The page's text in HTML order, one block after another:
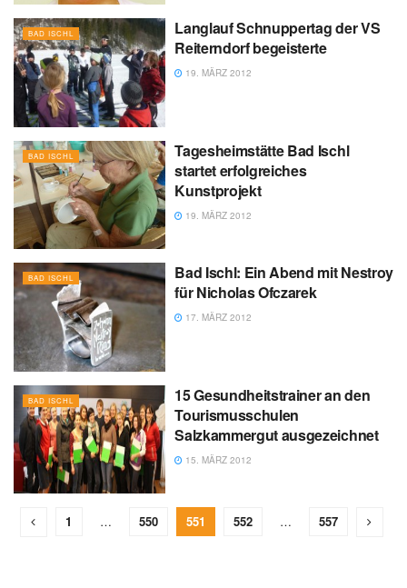
BAD ISCHL
Langlauf Schnuppertag der VS
Reiterndorf begeisterte
19. MÄRZ 2012
BAD ISCHL
Tagesheimstätte Bad Ischl
startet erfolgreiches
Kunstprojekt
19. MÄRZ 2012
BAD ISCHL
Bad Ischl: Ein Abend mit Nestroy
für Nicholas Ofczarek
17. MÄRZ 2012
BAD ISCHL
15 Gesundheitstrainer an den
Tourismusschulen
Salzkammergut ausgezeichnet
15. MÄRZ 2012
1 … 550 551 552 … 557